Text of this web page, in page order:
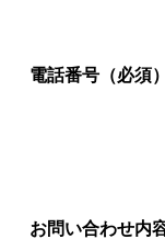
電話番号（必須）
お問い合わせ内